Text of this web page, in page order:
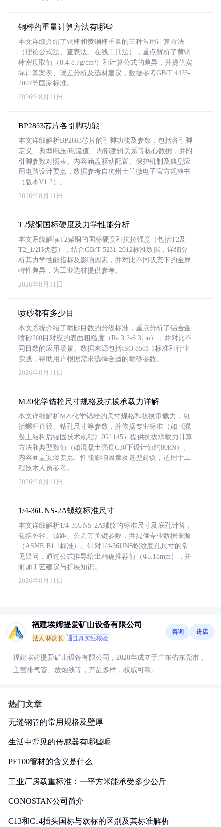
铜棒的重量计算方法有哪些
本文详细介绍了铜棒和黄铜棒重量的三种常用计算方法
（理论公式法、查表法、在线工具法），重点解析了黄铜
棒密度取值（8.4-8.7g/cm³）和计算公式的差异，并提供实
际计算案例、误差分析及选材建议，数据参考GB/T 4423-
2007等国家标准。
2026年8月11日
BP2863芯片各引脚功能
本文详细解析BP2863芯片的引脚功能及参数，包括各引脚
定义、典型电压/电流值、内部逻辑关系等核心数据，并附
引脚参数对照表。内容涵盖驱动配置、保护机制及典型应
用电路设计要点，数据参考自杭州士兰微电子官方规格书
（版本V1.2）。
2026年8月11日
T2紫铜国标硬度及力学性能分析
本文系统解读T2紫铜的国标硬度和抗拉强度（包括T2及
T2_1/2H状态），结合GB/T 5231-2012标准数据，详细分
析其力学性能指标及影响因素，并对比不同状态下的金属
特性差异，为工业选材提供参考。
2026年8月11日
喷砂都有多少目
本文系统介绍了喷砂目数的分级标准，重点分析了铝合金
喷砂200目对应的表面粗糙度（Ra 3.2-6.3μm），并对比不
同目数的应用场景。数据来源包括ISO 8503-1标准和行业
实践，帮助用户根据需求选择合适的喷砂参数。
2026年8月11日
M20化学锚栓尺寸规格及抗拔承载力详解
本文详细解析M20化学锚栓的尺寸规格和抗拔承载力，包
括螺杆直径、钻孔尺寸等参数，并依据专业标准（如《混
凝土结构后锚固技术规程》JGJ 145）提供抗拔承载力计算
方法和典型数值（如混凝土强度C30下设计值约80kN）。
内容涵盖安装要点、性能影响因素及选型建议，适用于工
程技术人员参考。
2026年8月11日
1/4-36UNS-2A螺纹标准尺寸
本文详细解析1/4-36UNS-2A螺纹的标准尺寸及底孔计算，
包括外径、螺距、公差等关键参数，并提供专业数据来源
（ASME B1.1标准）。针对1/4-36UNS螺纹底孔尺寸的常
见疑问，通过公式推导给出精确推荐值（Φ5.18mm），并
附加工艺建议与扩展知识。
2026年8月11日
福建埃姆提爱矿山设备有限公司
法人:林庆长 通过真实性核验
咨询 进店
福建埃姆提爱矿山设备有限公司，2020年成立于广东省东莞市，
主营排气管、放炮线等，产品多样，权威可靠。
热门文章
无缝钢管的常用规格及壁厚
生活中常见的传感器有哪些呢
PE100管材的含义是什么
工业厂房载重标准：一平方米能承受多少公斤
CONOSTAN公司简介
C13和C14插头国标与欧标的区别及其标准解析